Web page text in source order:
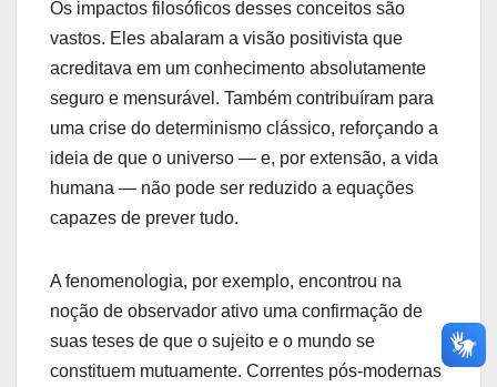
Os impactos filosóficos desses conceitos são
vastos. Eles abalaram a visão positivista que
acreditava em um conhecimento absolutamente
seguro e mensurável. Também contribuíram para
uma crise do determinismo clássico, reforçando a
ideia de que o universo — e, por extensão, a vida
humana — não pode ser reduzido a equações
capazes de prever tudo.
A fenomenologia, por exemplo, encontrou na
noção de observador ativo uma confirmação de
suas teses de que o sujeito e o mundo se
constituem mutuamente. Correntes pós-modernas